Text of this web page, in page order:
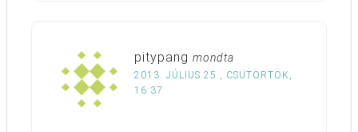
pitypang mondta
2013. JÚLIUS 25., CSÜTÖRTÖK,
16:37